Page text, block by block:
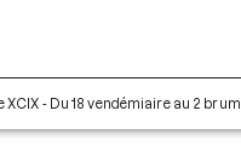
XCIX - Du 18 vendémiaire au 2